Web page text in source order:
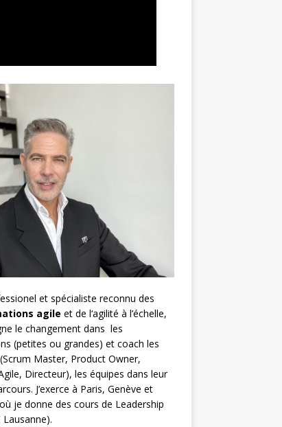
et spécialiste reconnu des
agile et de l‘agilité à l’échelle,
le changement dans les
(petites ou grandes) et coach les
Scrum Master, Product Owner,
, Directeur), les équipes dans leur
J’exerce à Paris, Genève et
je donne des cours de Leadership
Lausanne).